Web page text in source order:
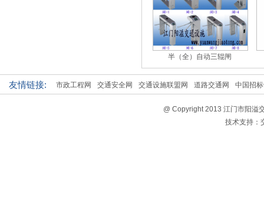
半（全）自动三辊闸
友情链接: 市政工程网 交通安全网 交通设施联盟网 道路交通网 中国招
@ Copyright 2013 江门市阳溢
技术支持：